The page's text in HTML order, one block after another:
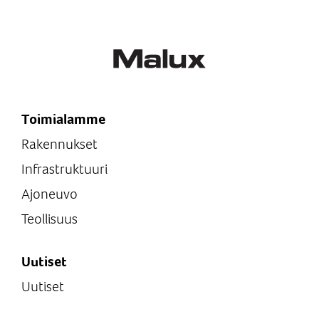
Toimialamme
Rakennukset
Infrastruktuuri
Ajoneuvo
Teollisuus
Uutiset
Uutiset